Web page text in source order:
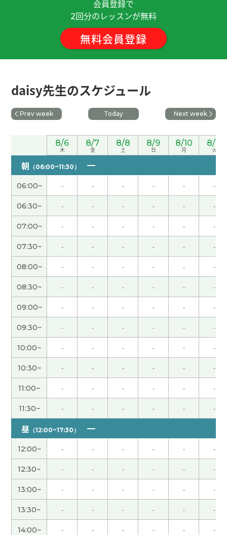
题非常有趣。今后也请多多指教。( 50代 男性 )
谢谢老师！ 好久不见了 还是和你一起上课很开心 下
( 男性 )
今天的聊天也很开心，下次见！( 男性 )
谢谢老师 根据国家工作方式是完全不一样 这是有趣
的地方，也是痛苦的地方。还有很多跟你分享的事
情 下次告诉你哦
好久不见 今天的话题也非常有意思了 还有很多想跟
你分享的 下次再聊吧( 男性 )
谢谢您给我上课。好久没有上课，见到您就很开
心，跟您聊天也很开心。您有前进新的阶段，期待
您工作越来越发展。 谢谢您的赞美，您给我说的就
我会继续努力加油！期待下次再见，谢谢！
谢谢，每次和您见面都很开心。期待下次再见!
谢谢您的课。出差的时候，晚上有自由时间。所以
我每次去有好吃菜的店和好喝酒的店。下次再见！
男性 )
谢谢你经常帮助我 ( 男性 )
谢谢老师，每次和您见面都很开心。很期待上下次
你的课。
谢谢，一直用容易理解的话上课。我每次很期待上
你的课。下次见!
谢谢您给我上课。谢谢您每次帮我写我不懂的单
字，拼音。每次跟您一起上课很开心。明天晚上有
跨年演唱会，后天欢迎2025年吧。祝您新年快乐，
身体健康，心想事成～！那明年也请多多关照，期
待下次再见，谢谢！
会員登録で
2回分のレッスンが無料
無料会員登録
daisy先生のスケジュール
Prev week Today Next week
8/6
木
8/7
金
8/8
土
8/9
日
8/10
月
8/11
火
朝 （06:00~11:30）
06:00~ - - - - - -
06:30~ - - - - - -
07:00~ - - - - - -
07:30~ - - - - - -
08:00~ - - - - - -
08:30~ - - - - - -
09:00~ - - - - - -
09:30~ - - - - - -
10:00~ - - - - - -
10:30~ - - - - - -
11:00~ - - - - - -
11:30~ - - - - - -
昼 （12:00~17:30）
12:00~ - - - - - -
12:30~ - - - - - -
13:00~ - - - - - -
13:30~ - - - - - -
14:00~ - - - - - -